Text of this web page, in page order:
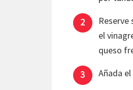
el
queso
Añada